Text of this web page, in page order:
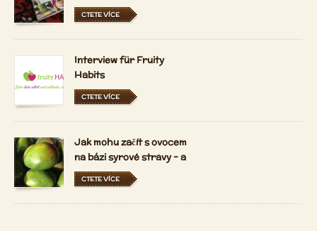
CTETE VÍCE
Interview für Fruity
Habits
CTETE VÍCE
Jak mohu začít s ovocem
na bázi syrové stravy - a
držet se ho?
CTETE VÍCE